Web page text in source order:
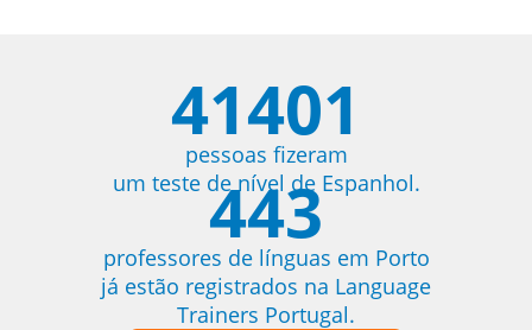
41401
pessoas fizeram
um teste de nível de Espanhol.
443
professores de línguas em Porto
já estão registrados na Language
Trainers Portugal.